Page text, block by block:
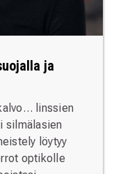
ja
linssien
silmälasien
löytyy
optikolle